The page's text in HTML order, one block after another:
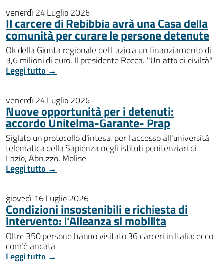
venerdì 24 Luglio 2026
Il carcere di Rebibbia avrà una Casa della
comunità per curare le persone detenute
Ok della Giunta regionale del Lazio a un finanziamento di
3,6 milioni di euro. Il presidente Rocca: "Un atto di civiltà"
Leggi tutto →
venerdì 24 Luglio 2026
Nuove opportunità per i detenuti:
accordo Unitelma-Garante- Prap
Siglato un protocollo d'intesa, per l’accesso all'università
telematica della Sapienza negli istituti penitenziari di
Lazio, Abruzzo, Molise
Leggi tutto →
giovedì 16 Luglio 2026
Condizioni insostenibili e richiesta di
intervento: l’Alleanza si mobilita
Oltre 350 persone hanno visitato 36 carceri in Italia: ecco
com'è andata
Leggi tutto →